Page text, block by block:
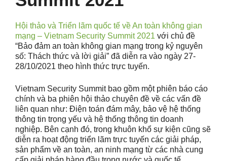
Hội thảo và Triển lãm quốc tế về An toàn không gian
mạng – Vietnam Security Summit 2021 với chủ đề
“Bảo đảm an toàn không gian mạng trong kỷ nguyên
số: Thách thức và lời giải” đã diễn ra vào ngày 27-
28/10/2021 theo hình thức trực tuyến.
Vietnam Security Summit bao gồm một phiên báo cáo
chính và ba phiên hội thảo chuyên đề về các vấn đề
liên quan như: Điện toán đám mây, bảo vệ hệ thống
thông tin trọng yếu và hệ thống thông tin doanh
nghiệp. Bên cạnh đó, trong khuôn khổ sự kiện cũng sẽ
diễn ra hoạt động triển lãm trực tuyến các giải pháp,
sản phẩm về an toàn, an ninh mạng từ các nhà cung